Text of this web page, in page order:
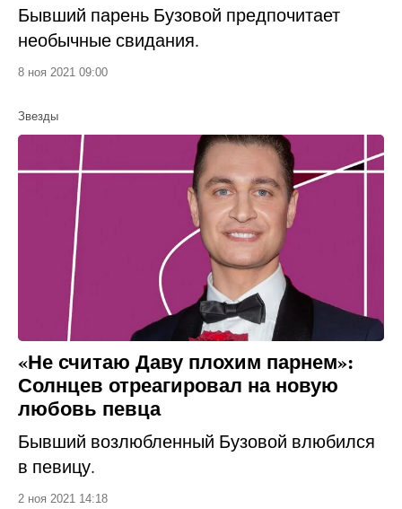
Бывший парень Бузовой предпочитает
необычные свидания.
8 ноя 2021 09:00
Звезды
«Не считаю Даву плохим парнем»:
Солнцев отреагировал на новую
любовь певца
Бывший возлюбленный Бузовой влюбился
в певицу.
2 ноя 2021 14:18